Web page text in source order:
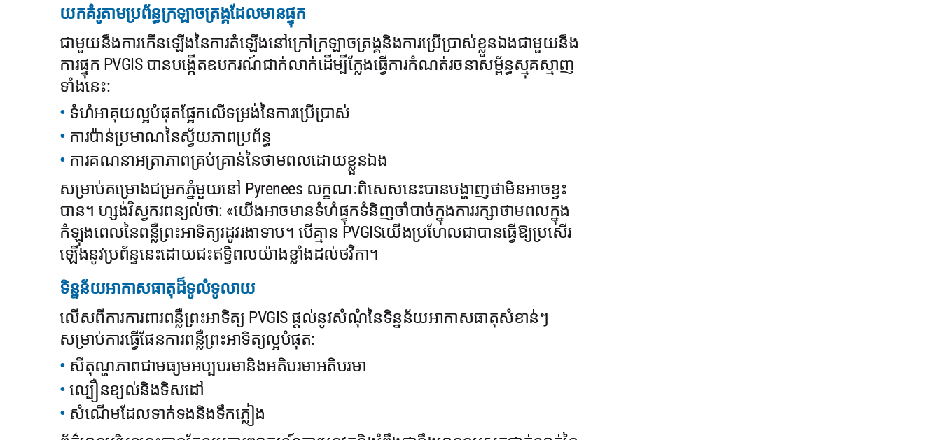
យកគំរូតាមប្រព័ន្ធក្រឡាចត្រង្គដែលមានផ្ទុក
ជាមួយនឹងការកើនឡើងនៃការតំឡើងនៅក្រៅក្រឡាចត្រង្គនិងការប្រើប្រាស់ខ្លួនឯងជាមួយនឹង
ការផ្ទុក PVGIS បានបង្កើតឧបករណ៍ជាក់លាក់ដើម្បីក្លែងធ្វើការកំណត់រចនាសម្ព័ន្ធស្មុគស្មាញ
ទាំងនេះ:
ទំហំអាគុយល្អបំផុតផ្អែកលើទម្រង់នៃការប្រើប្រាស់
ការប៉ាន់ប្រមាណនៃស្វ័យភាពប្រព័ន្ធ
ការគណនាអត្រាភាពគ្រប់គ្រាន់នៃថាមពលដោយខ្លួនឯង
សម្រាប់គម្រោងជម្រកភ្នំមួយនៅ Pyrenees លក្ខណៈពិសេសនេះបានបង្ហាញថាមិនអាចខ្វះ
បាន។ ហ្សង់វិស្វករពន្យល់ថា: «យើងអាចមានទំហំផ្ទុកទំនិញចាំបាច់ក្នុងការរក្សាថាមពលក្នុង
កំឡុងពេលនៃពន្លឺព្រះអាទិត្យរដូវរងាទាប។ បើគ្មាន PVGISយើងប្រហែលជាបានធ្វើឱ្យប្រសើរ
ឡើងនូវប្រព័ន្ធនេះដោយជះឥទ្ធិពលយ៉ាងខ្លាំងដល់ថវិកា។
ទិន្នន័យអាកាសធាតុដ៏ទូលំទូលាយ
លើសពីការការពារពន្លឺព្រះអាទិត្យ PVGIS ផ្តល់នូវសំណុំនៃទិន្នន័យអាកាសធាតុសំខាន់ៗ
សម្រាប់ការធ្វើផែនការពន្លឺព្រះអាទិត្យល្អបំផុត:
សីតុណ្ហភាពជាមធ្យមអប្បបរមានិងអតិបរមាអតិបរមា
ល្បឿនខ្យល់និងទិសដៅ
សំណើមដែលទាក់ទងនិងទឹកភ្លៀង